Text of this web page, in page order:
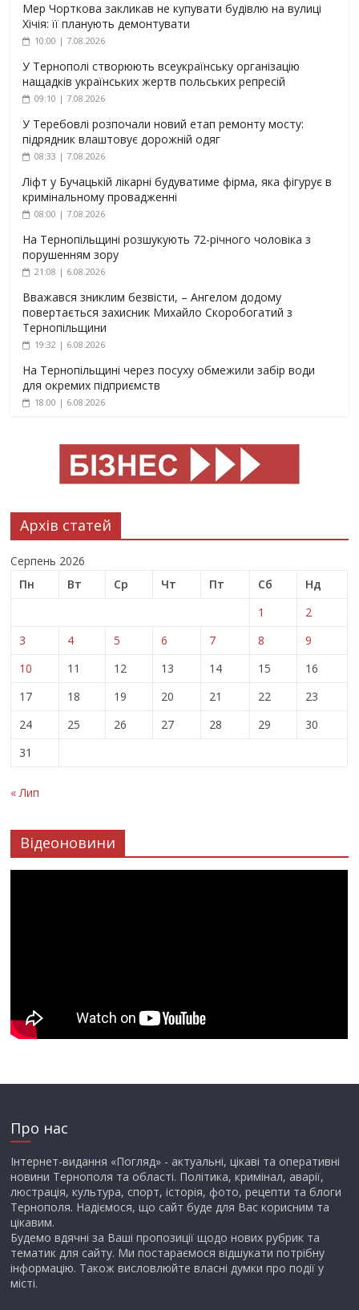
Мер Чорткова закликав не купувати будівлю на вулиці
Хічія: її планують демонтувати
10:00 | 7.08.2026
У Тернополі створюють всеукраїнську організацію
нащадків українських жертв польських репресій
09:10 | 7.08.2026
У Теребовлі розпочали новий етап ремонту мосту:
підрядник влаштовує дорожній одяг
08:33 | 7.08.2026
Ліфт у Бучацькій лікарні будуватиме фірма, яка фігурує в
кримінальному провадженні
08:00 | 7.08.2026
На Тернопільщині розшукують 72-річного чоловіка з
порушенням зору
21:08 | 6.08.2026
Вважався зниклим безвісти, – Ангелом додому
повертається захисник Михайло Скоробогатий з
Тернопільщини
19:32 | 6.08.2026
На Тернопільщині через посуху обмежили забір води
для окремих підприємств
18:00 | 6.08.2026
Архів статей
Серпень 2026
Пн
Вт Ср Чт Пт Сб
Нд
1
2
3
4 5 6 7 8
9
10
11 12 13 14 15
16
17
18 19 20 21 22
23
24
25 26 27 28 29
30
31
« Лип
Відеоновини
Про нас
Інтернет-видання «Погляд» - актуальні, цікаві та оперативні
новини Тернополя та області. Політика, кримінал, аварії,
люстрація, культура, спорт, історія, фото, рецепти та блоги
Тернополя. Надіємося, що сайт буде для Вас корисним та
цікавим.
Будемо вдячні за Ваші пропозиції щодо нових рубрик та
тематик для сайту. Ми постараємося відшукати потрібну
інформацію. Також висловлюйте власні думки про події у
місті.